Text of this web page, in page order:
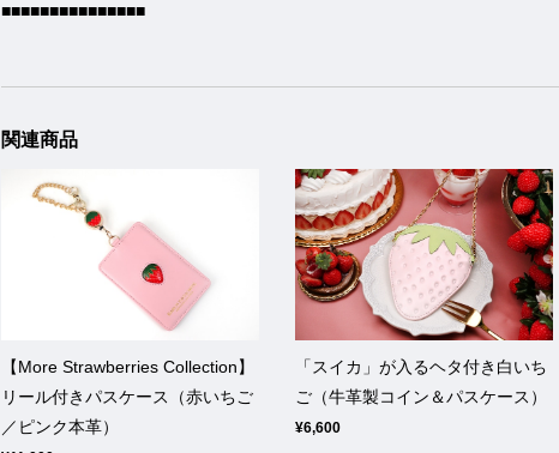
■■■■■■■■■■■■■■■
関連商品
【More Strawberries Collection】
リール付きパスケース（赤いちご
／ピンク本革）
「スイカ」が入るヘタ付き白いち
ご（牛革製コイン＆パスケース）
¥6,600